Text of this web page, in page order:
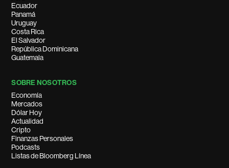
Ecuador
Panamá
Uruguay
Costa Rica
El Salvador
República Dominicana
Guatemala
SOBRE NOSOTROS
Economía
Mercados
Dólar Hoy
Actualidad
Cripto
Finanzas Personales
Podcasts
Listas de Bloomberg Línea